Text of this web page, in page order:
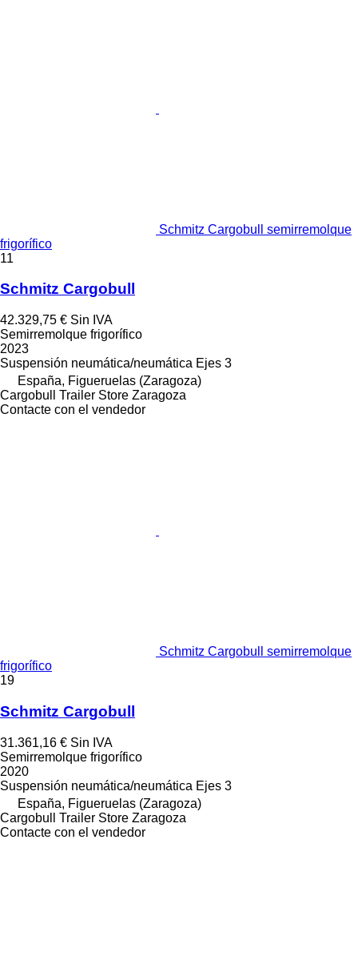
Schmitz Cargobull semirremolque
frigorífico
11
Schmitz Cargobull
42.329,75 € Sin IVA
Semirremolque frigorífico
2023
Suspensión neumática/neumática Ejes 3
España, Figueruelas (Zaragoza)
Cargobull Trailer Store Zaragoza
Contacte con el vendedor
Schmitz Cargobull semirremolque
frigorífico
19
Schmitz Cargobull
31.361,16 € Sin IVA
Semirremolque frigorífico
2020
Suspensión neumática/neumática Ejes 3
España, Figueruelas (Zaragoza)
Cargobull Trailer Store Zaragoza
Contacte con el vendedor